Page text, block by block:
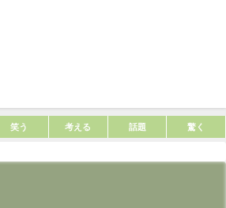
笑う 考える 話題 驚く